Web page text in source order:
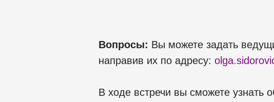
Вопросы: Вы можете задать
направив их по адресу:
В ходе встречи вы сможете узнать